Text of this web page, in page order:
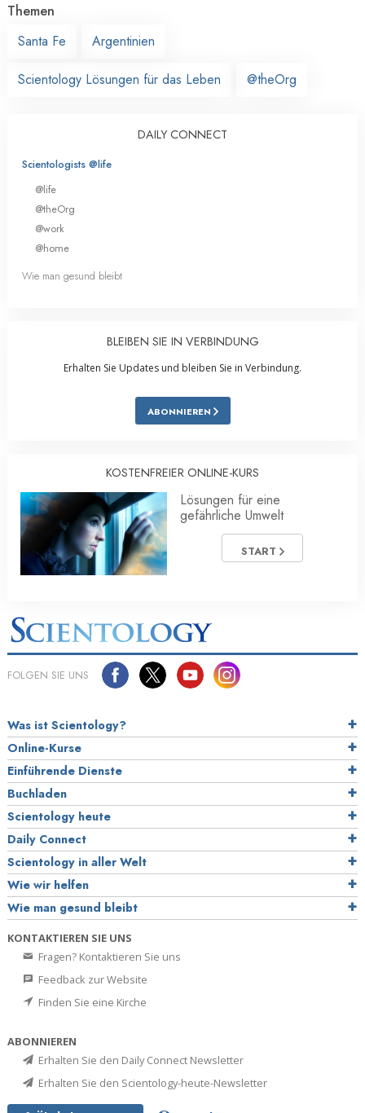
Themen
Santa Fe
Argentinien
Scientology Lösungen für das Leben @theOrg
DAILY CONNECT
Scientologists @life
@life
@theOrg
@work
@home
Wie man gesund bleibt
BLEIBEN SIE IN VERBINDUNG
Erhalten Sie Updates und bleiben Sie in Verbindung.
ABONNIEREN
KOSTENFREIER ONLINE-KURS
Lösungen für eine
gefährliche Umwelt
START
FOLGEN SIE UNS
Was ist Scientology?
Online-Kurse
Einführende Dienste
Buchladen
Scientology heute
Daily Connect
Scientology in aller Welt
Wie wir helfen
Wie man gesund bleibt
KONTAKTIEREN SIE UNS
Fragen? Kontaktieren Sie uns
Feedback zur Website
Finden Sie eine Kirche
ABONNIEREN
Erhalten Sie den Daily Connect Newsletter
Erhalten Sie den Scientology-heute-Newsletter